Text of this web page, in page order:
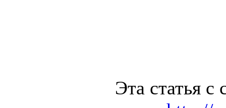
Эта статья с